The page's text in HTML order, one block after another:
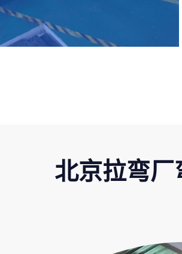
北京拉弯